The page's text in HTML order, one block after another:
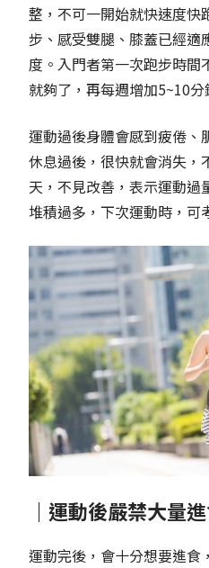
整，不可一開始就快速度快
步、感受雙腿、膝蓋已經適
度。入門者第一次跑步時間
就夠了，再每週增加5~10
運動過後身體會感到疲倦、
休息過後，很快就會消失，
天，不見改善，表示運動過
堆積過多，下次運動時，可
｜運動後嚴禁大量
運動完後，會十分想要進食